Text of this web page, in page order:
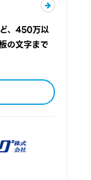
、450万以
の文字まで